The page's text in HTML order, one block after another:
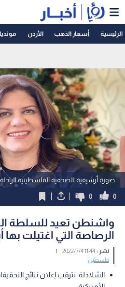
الرئيسية أسعار الذهب الأردن مونديال
صورة أرشيفية للصحفية الفلسطينية
0
0
واشنطن تعيد للسلطة
الرصاصة التي اغتيلت بها
نشر :11:44 2022/7/4
|
فلسطين
الشلادلة: نترقب إعلان نتائج